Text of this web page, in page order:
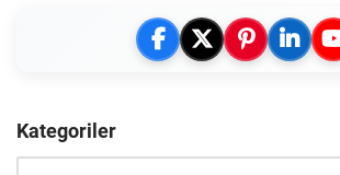
Kategoriler